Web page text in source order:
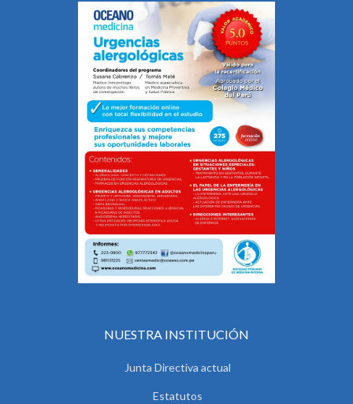
NUESTRA INSTITUCIÓN
Junta Directiva actual
Estatutos